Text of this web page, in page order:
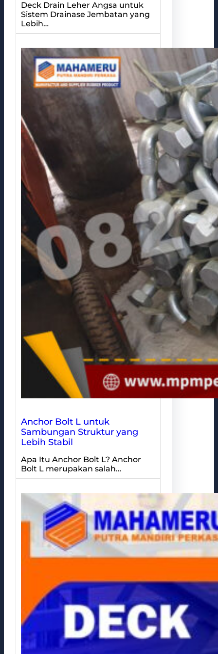
Deck Drain Leher Angsa untuk
Sistem Drainase Jembatan yang
Lebih…
Anchor Bolt L untuk
Sambungan Struktur yang
Lebih Stabil
Apa Itu Anchor Bolt L? Anchor
Bolt L merupakan salah…